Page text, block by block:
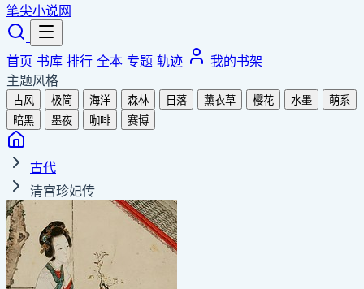
笔尖小说网
首页 书库 排行 全本 专题 轨迹
我的书架
主题风格
古风 极简 海洋 森林 日落 薰衣草 樱花 水墨
萌系
暗黑
墨夜 咖啡 赛博
古代
清宫珍妃传